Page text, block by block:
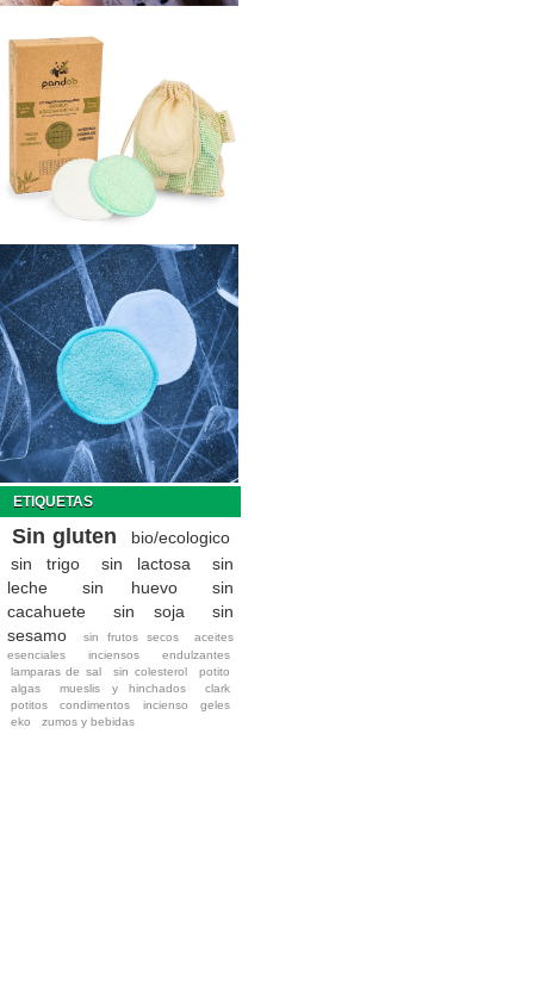
ETIQUETAS
Sin gluten
bio/ecologico
sin trigo
sin lactosa
sin
leche
sin huevo
sin
cacahuete
sin soja
sin
sesamo
sin frutos secos
aceites
esenciales
inciensos
endulzantes
lamparas de sal
sin colesterol
potito
algas
mueslis y hinchados
clark
potitos
condimentos incienso
geles
eko
zumos y bebidas